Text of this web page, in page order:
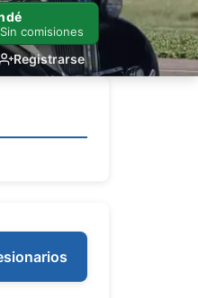
comisiones
Registrarse